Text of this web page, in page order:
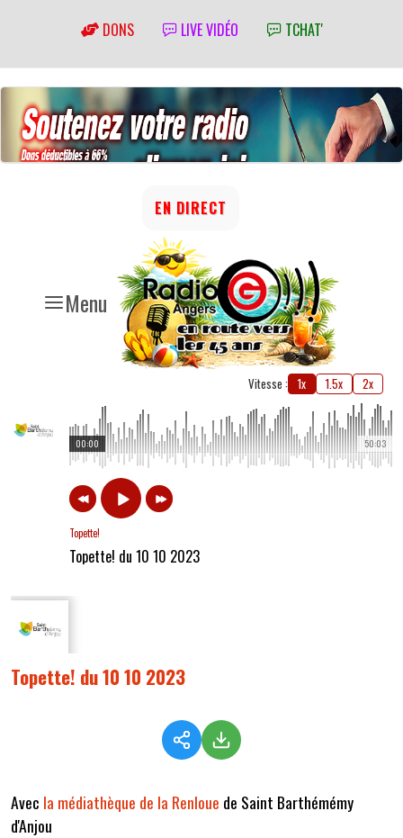
DONS LIVE VIDÉO TCHAT'
Menu
EN DIRECT
Vitesse : 1x 1.5x 2x
50:03
00:00
Topette!
Topette! du 10 10 2023
Topette! du 10 10 2023
Avec la médiathèque de la Renloue de Saint Barthémémy
d'Anjou